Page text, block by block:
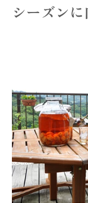
シーズン